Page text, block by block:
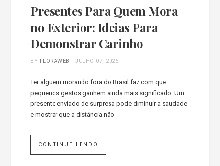
Presentes Para Quem Mora
no Exterior: Ideias Para
Demonstrar Carinho
BY FLORAWEB - JULHO 07, 2026
Ter alguém morando fora do Brasil faz com que
pequenos gestos ganhem ainda mais significado. Um
presente enviado de surpresa pode diminuir a saudade
e mostrar que a distância não
CONTINUE LENDO